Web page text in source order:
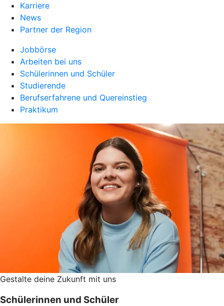
Karriere
News
Partner der Region
Jobbörse
Arbeiten bei uns
Schülerinnen und Schüler
Studierende
Berufserfahrene und Quereinstieg
Praktikum
Gestalte deine Zukunft mit uns
Schülerinnen und Schüler